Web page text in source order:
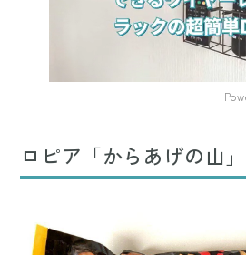
ロピア「からあげの山」